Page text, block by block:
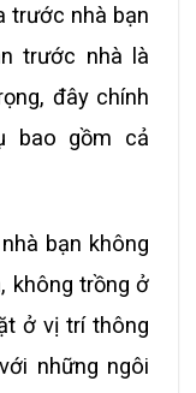
trước nhà bạn
trước nhà là
đây chính
bao gồm cả
bạn không
không trồng ở
ở vị trí thông
những ngôi